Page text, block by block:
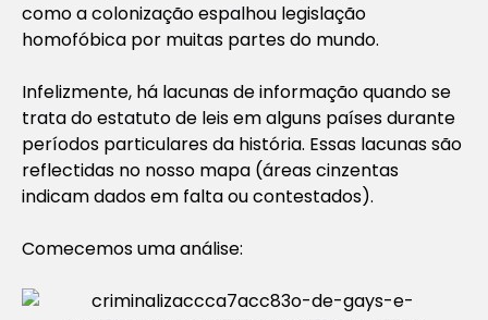
como a colonização espalhou legislação
homofóbica por muitas partes do mundo.
Infelizmente, há lacunas de informação quando se
trata do estatuto de leis em alguns países durante
períodos particulares da história. Essas lacunas são
reflectidas no nosso mapa (áreas cinzentas
indicam dados em falta ou contestados).
Comecemos uma análise: